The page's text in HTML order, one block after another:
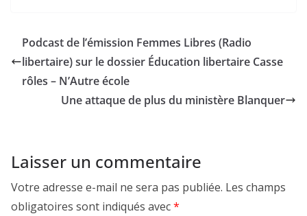
Podcast de l’émission Femmes Libres (Radio
libertaire) sur le dossier Éducation libertaire Casse
rôles – N’Autre école
Une attaque de plus du ministère Blanquer
Laisser un commentaire
Votre adresse e-mail ne sera pas publiée. Les champs
obligatoires sont indiqués avec*